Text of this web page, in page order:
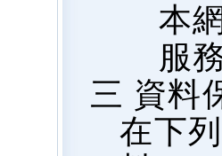
本
服
三 資料
在下